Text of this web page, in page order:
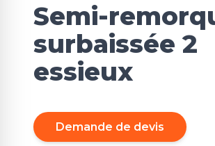
Semi-
surbaissée 2
essieux
Demande de devis